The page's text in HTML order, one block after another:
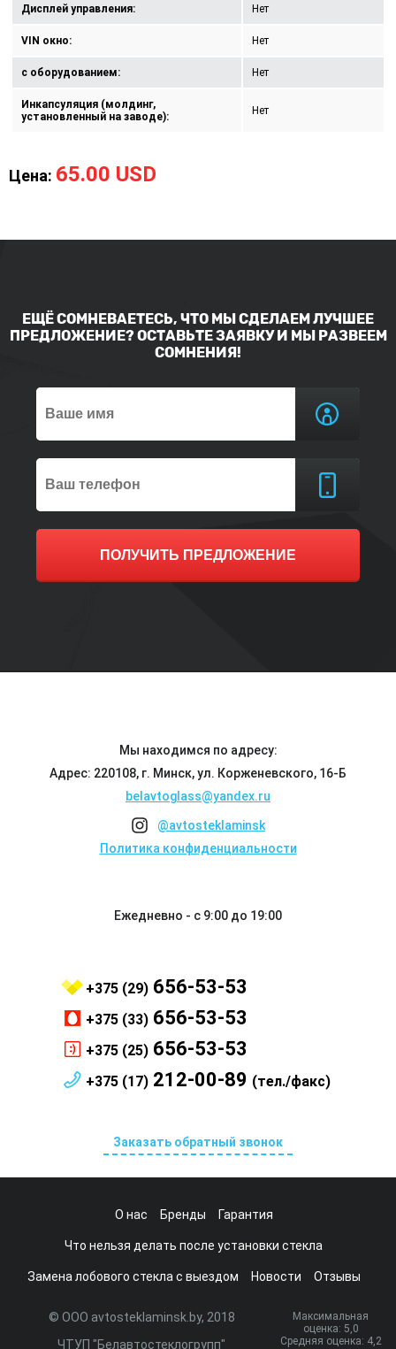
Дисплей управления: Нет
VIN окно: Нет
с оборудованием: Нет
Инкапсуляция (молдинг,
установленный на заводе):
Нет
Цена: 65.00 USD
ЕЩЁ СОМНЕВАЕТЕСЬ, ЧТО МЫ СДЕЛАЕМ ЛУЧШЕЕ
ПРЕДЛОЖЕНИЕ? ОСТАВЬТЕ ЗАЯВКУ И МЫ РАЗВЕЕМ
СОМНЕНИЯ!
ПОЛУЧИТЬ ПРЕДЛОЖЕНИЕ
Мы находимся по адресу:
Адрес: 220108, г. Минск, ул. Корженевского, 16-Б
belavtoglass@yandex.ru
@avtosteklaminsk
Политика конфиденциальности
Ежедневно - с 9:00 до 19:00
+375 (29) 656-53-53
+375 (33) 656-53-53
+375 (25) 656-53-53
+375 (17) 212-00-89 (тел./факс)
Заказать обратный звонок
О нас Бренды Гарантия
Что нельзя делать после установки стекла
Замена лобового стекла с выездом Новости Отзывы
© ООО avtosteklaminsk.by, 2018
ЧТУП "Белавтостеклогрупп"
Максимальная
оценка: 5,0
Средняя оценка: 4,2